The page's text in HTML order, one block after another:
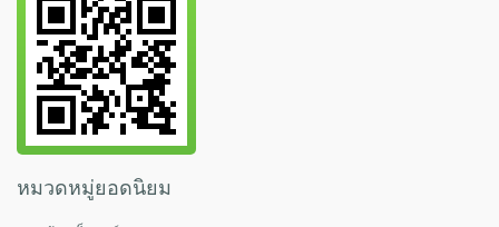
หมวดหมู่ยอดนิยม